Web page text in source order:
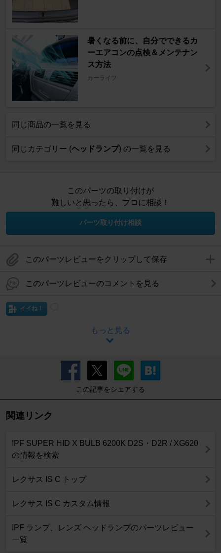
暑くなる前に、自分でできるカ
ーエアコンの点検＆メンテナン
ス方法
カーライフ
同じ商品の一覧を見る
同じカテゴリー (ヘッドランプ) の一覧を見る
このパーツの取り付けが
難しいと思ったら、プロに相談！
パーツ取り付け相談
このパーツレビューをクリップして保存
このパーツレビューのコメントを見る
イイね！
もっと見る
この記事をシェアする
関連リンク
IPF SUPER HID X BULB 6200K D2S・D2R / XG620
の情報を検索
レクサス IS C トップ
レクサス IS C カスタム情報
IPF ランプ、レンズ ヘッドランプのパーツレビュー
一覧